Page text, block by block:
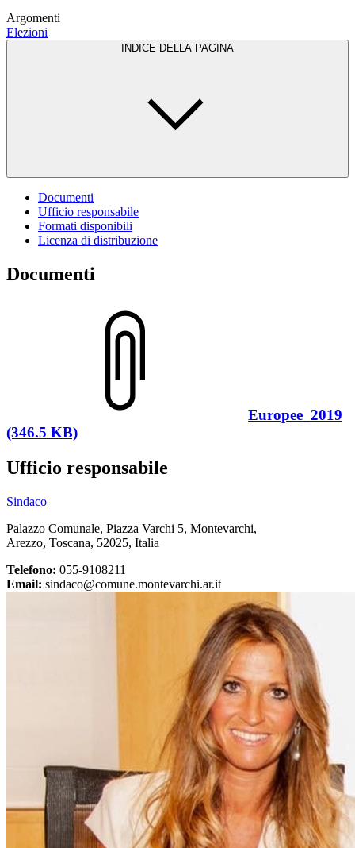
Argomenti
Elezioni
INDICE DELLA PAGINA
Documenti
Ufficio responsabile
Formati disponibili
Licenza di distribuzione
Documenti
Europee_2019
(346.5 KB)
Ufficio responsabile
Sindaco
Palazzo Comunale, Piazza Varchi 5, Montevarchi,
Arezzo, Toscana, 52025, Italia
Telefono: 055-9108211
Email: sindaco@comune.montevarchi.ar.it